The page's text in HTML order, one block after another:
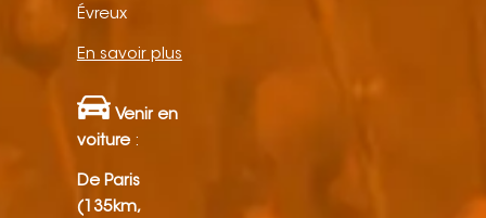
Évreux
En savoir plus
Venir en
voiture:
De Paris
(135km,